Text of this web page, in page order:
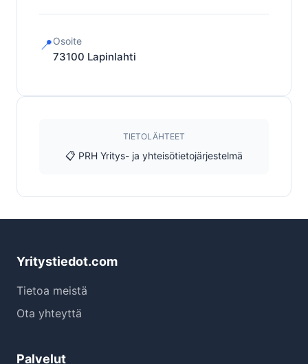
📍Osoite
73100 Lapinlahti
TIETOLÄHTEET
📋 PRH Yritys- ja yhteisötietojärjestelmä
Yritystiedot.com
Tietoa meistä
Ota yhteyttä
Palvelut